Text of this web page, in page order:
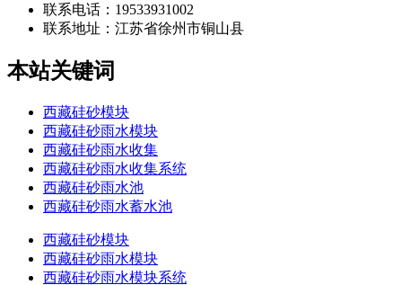
联系电话：19533931002
联系地址： 江苏省徐州市铜山县
本站关键词
西藏硅砂模块
西藏硅砂雨水模块
西藏硅砂雨水收集
西藏硅砂雨水收集系统
西藏硅砂雨水池
西藏硅砂雨水蓄水池
西藏硅砂模块
西藏硅砂雨水模块
西藏硅砂雨水模块系统